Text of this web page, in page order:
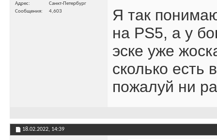
Адрес
Санкт-Петербург
Сообщения
4,603
Я так
на PS5, а у
эске уже
сколько есть
пожалуй ни
18.02.2022, 14:39